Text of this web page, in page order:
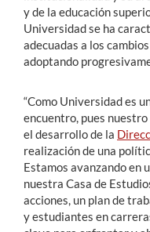
y de la educación
Universidad se ha
adecuadas a los
adoptando
“Como Universidad es
encuentro, pues
el desarrollo de la
realización de una
Estamos avanzando en
nuestra Casa de
acciones, un plan de
y estudiantes en